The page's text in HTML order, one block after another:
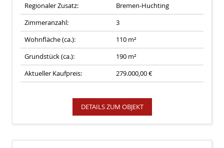
Regionaler Zusatz:
Bremen-Huchting
Zimmeranzahl:
3
Wohnfläche (ca.):
110 m²
Grundstück (ca.):
190 m²
Aktueller Kaufpreis:
279.000,00 €
DETAILS ZUM OBJEKT